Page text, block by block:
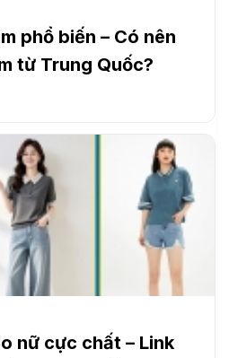
phổ biến – Có nên
từ Trung Quốc?
nữ cực chất – Link